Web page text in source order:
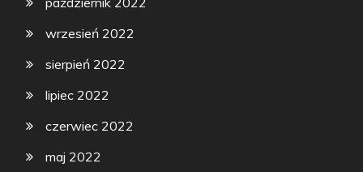
wrzesień 2022
sierpień 2022
lipiec 2022
czerwiec 2022
maj 2022